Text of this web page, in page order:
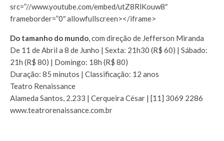
src=”//www.youtube.com/embed/utZ8RlKouw8″
frameborder=”0″ allowfullscreen></iframe>
Do tamanho do mundo, com direção de Jefferson Miranda
De 11 de Abril a 8 de Junho | Sexta: 21h30 (R$ 60) | Sábado:
21h (R$ 80) | Domingo: 18h (R$ 80)
Duração: 85 minutos | Classificação: 12 anos
Teatro Renaissance
Alameda Santos, 2.233 | Cerqueira César | [11] 3069 2286
www.teatrorenaissance.com.br